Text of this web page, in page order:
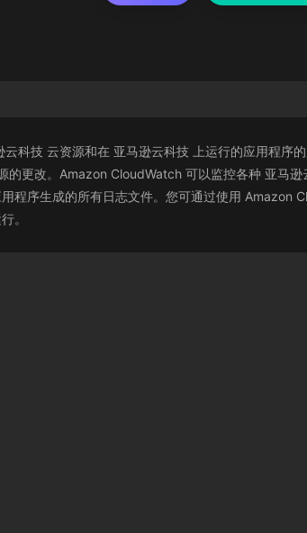
科技 云资源和在 亚马逊云科技 上运行的应用程
的更改。Amazon CloudWatch 可以监控各种 亚马
程序生成的所有日志文件。您可通过使用 Amazon
。